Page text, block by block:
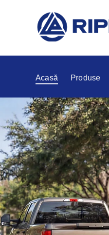
Acasă Produse